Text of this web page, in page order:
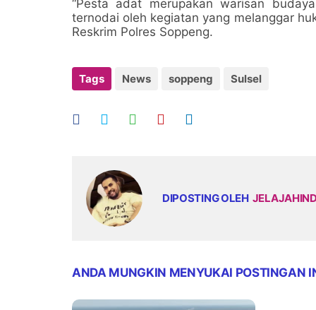
“Pesta adat merupakan warisan
ternodai oleh kegiatan yang melanggar
Reskrim Polres Soppeng.
Tags News soppeng Sulsel
DIPOSTING OLEH
ANDA MUNGKIN MENYUKAI POSTINGAN